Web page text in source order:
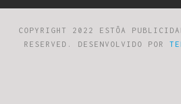
COPYRIGHT 2022 ESTÔA
RESERVED. DESENVOLVIDO POR